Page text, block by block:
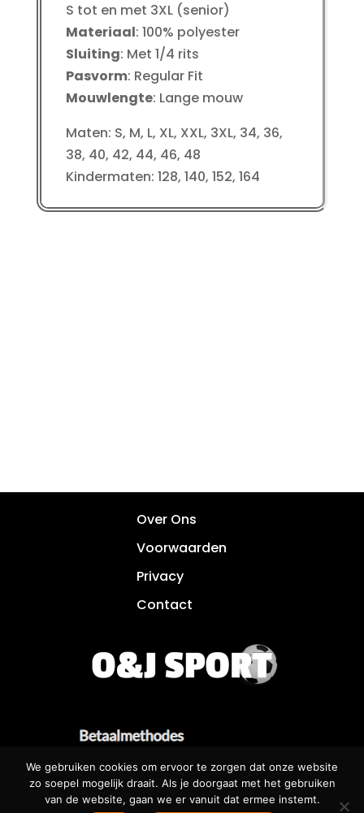
S tot en met 3XL (senior)
Materiaal: 100% polyester
Sluiting: Met 1/4 rits
Pasvorm: Regular Fit
Mouwlengte: Lange mouw
Maten: S, M, L, XL, XXL, 3XL, 34, 36,
38, 40, 42, 44, 46, 48
Kindermaten: 128, 140, 152, 164
Over Ons
Voorwaarden
Privacy
Contact
We gebruiken cookies om ervoor te zorgen dat onze website
zo soepel mogelijk draait. Als je doorgaat met het gebruiken
van de website, gaan we er vanuit dat ermee instemt.